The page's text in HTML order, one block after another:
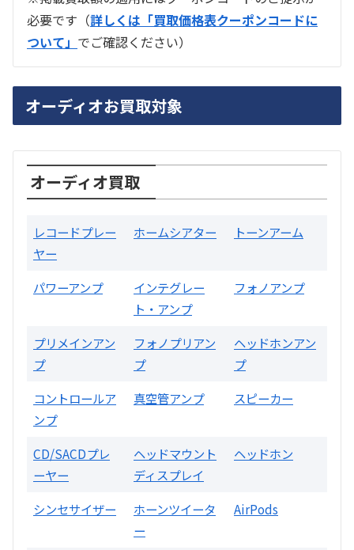
買取価格：お問合せください
SONY
片耳巻き取りイヤホン内蔵ラジオ SRF-
R356
買取価格： お問合せください
2024年12月更新 オーディオ買取価格
LUXKIT
必要です（詳しくは「買取価格表クーポンコードに
ついて」 でご確認ください）
オーディオお買取対象
オーディオ買取
レコードプレー
ヤー
ホームシアター トーンアーム
パワーアンプ
インテグレー
ト・アンプ
フォノアンプ
プリメインアン
プ
フォノプリアン
プ
ヘッドホンアン
プ
コントロールア
ンプ
真空管アンプ スピーカー
CD/SACDプレ
ーヤー
ヘッドマウント
ディスプレイ
ヘッドホン
シンセサイザー
ホーンツイータ
ー
AirPods